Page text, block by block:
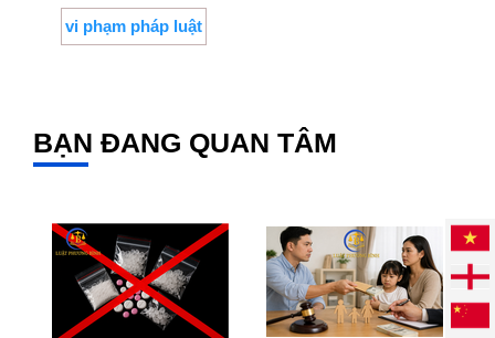
vi phạm pháp luật
BẠN ĐANG QUAN TÂM